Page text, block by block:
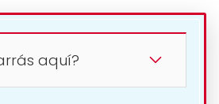
aquí?